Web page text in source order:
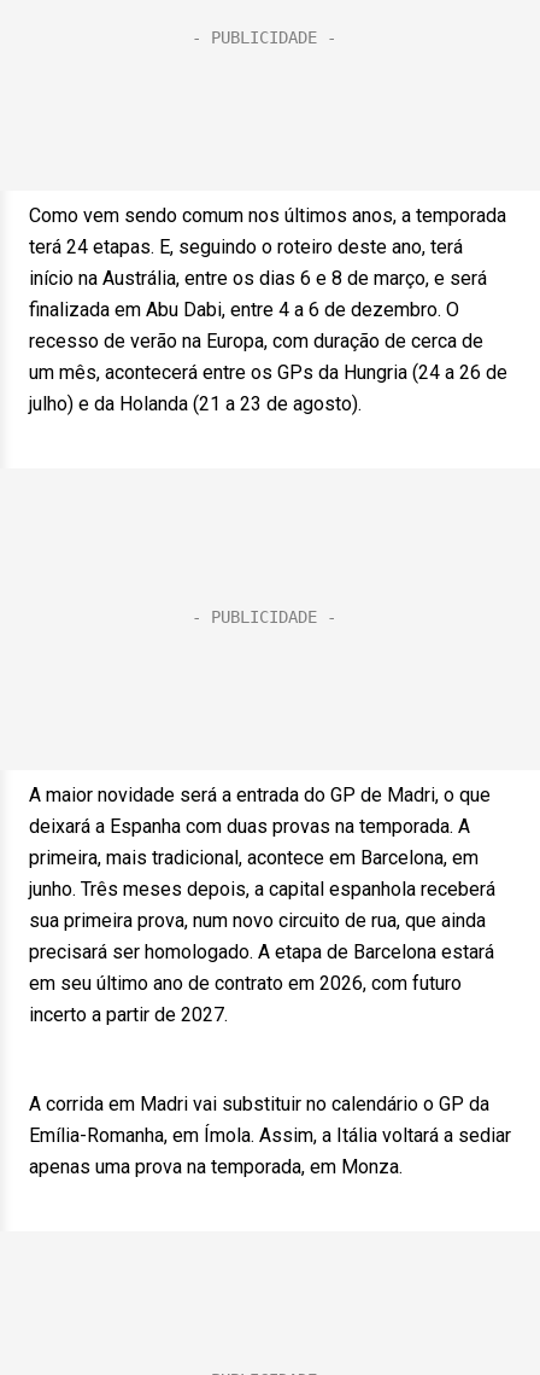
Como vem sendo comum nos últimos anos, a temporada
terá 24 etapas. E, seguindo o roteiro deste ano, terá
início na Austrália, entre os dias 6 e 8 de março, e será
finalizada em Abu Dabi, entre 4 a 6 de dezembro. O
recesso de verão na Europa, com duração de cerca de
um mês, acontecerá entre os GPs da Hungria (24 a 26 de
julho) e da Holanda (21 a 23 de agosto).
A maior novidade será a entrada do GP de Madri, o que
deixará a Espanha com duas provas na temporada. A
primeira, mais tradicional, acontece em Barcelona, em
junho. Três meses depois, a capital espanhola receberá
sua primeira prova, num novo circuito de rua, que ainda
precisará ser homologado. A etapa de Barcelona estará
em seu último ano de contrato em 2026, com futuro
incerto a partir de 2027.
A corrida em Madri vai substituir no calendário o GP da
Emília-Romanha, em Ímola. Assim, a Itália voltará a sediar
apenas uma prova na temporada, em Monza.